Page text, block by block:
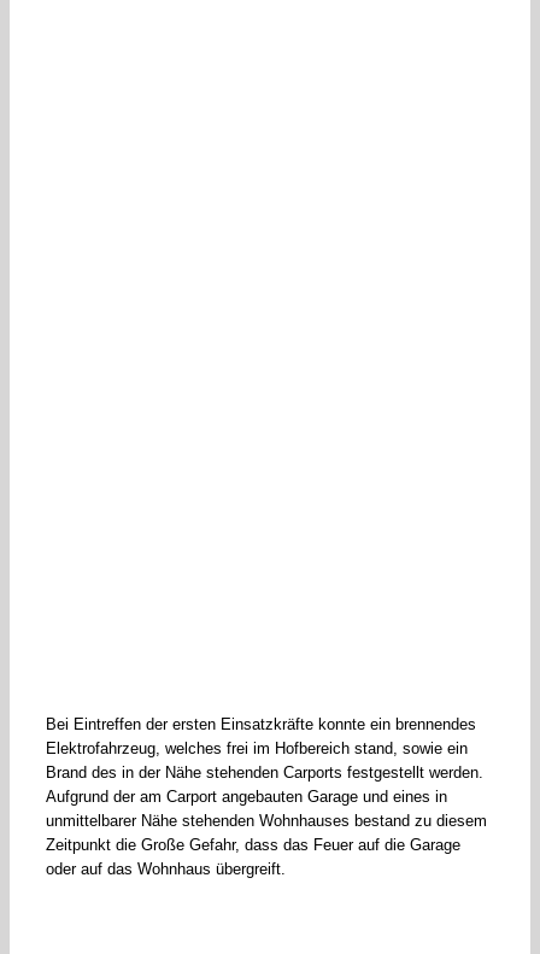
Bei Eintreffen der ersten Einsatzkräfte konnte ein brennendes
Elektrofahrzeug, welches frei im Hofbereich stand, sowie ein
Brand des in der Nähe stehenden Carports festgestellt werden.
Aufgrund der am Carport angebauten Garage und eines in
unmittelbarer Nähe stehenden Wohnhauses bestand zu diesem
Zeitpunkt die Große Gefahr, dass das Feuer auf die Garage
oder auf das Wohnhaus übergreift.